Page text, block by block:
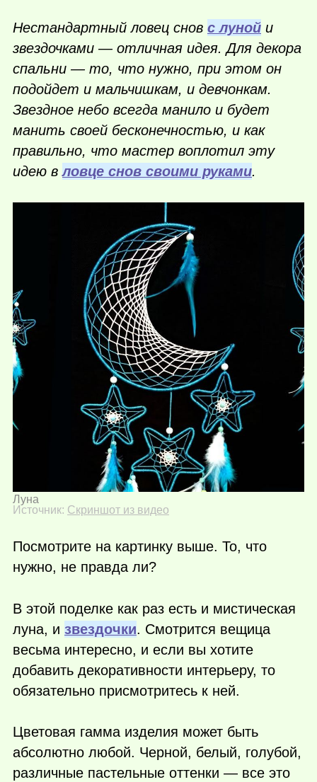
Нестандартный ловец снов с луной и
звездочками — отличная идея. Для декора
спальни — то, что нужно, при этом он
подойдет и мальчишкам, и девчонкам.
Звездное небо всегда манило и будет
манить своей бесконечностью, и как
правильно, что мастер воплотил эту
идею вловце снов своими руками.
Луна
Источник: Скриншот из видео
Посмотрите на картинку выше. То, что
нужно, не правда ли?
В этой поделке как раз есть и мистическая
луна, и звездочки. Смотрится вещица
весьма интересно, и если вы хотите
добавить декоративности интерьеру, то
обязательно присмотритесь к ней.
Цветовая гамма изделия может быть
абсолютно любой. Черной, белый, голубой,
различные пастельные оттенки — все это